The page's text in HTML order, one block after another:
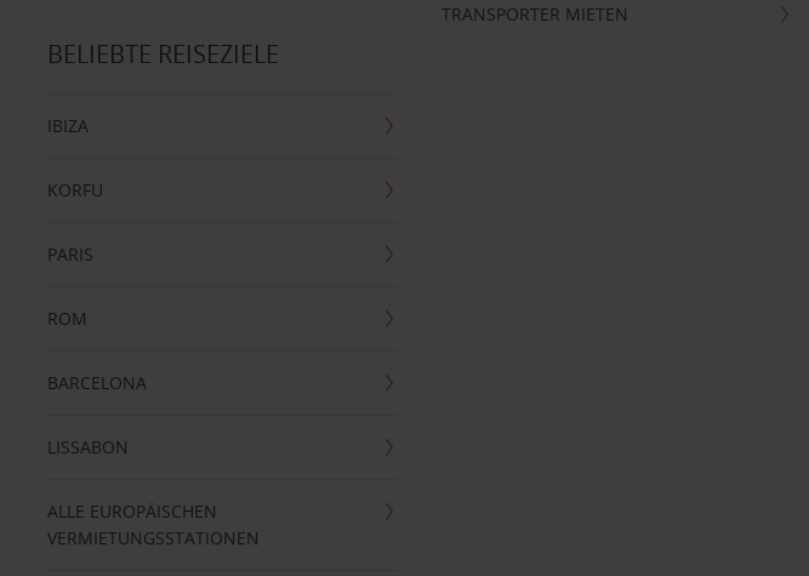
TRANSPORTER MIETEN
BELIEBTE REISEZIELE
IBIZA
KORFU
PARIS
ROM
BARCELONA
LISSABON
ALLE EUROPÄISCHEN
VERMIETUNGSSTATIONEN